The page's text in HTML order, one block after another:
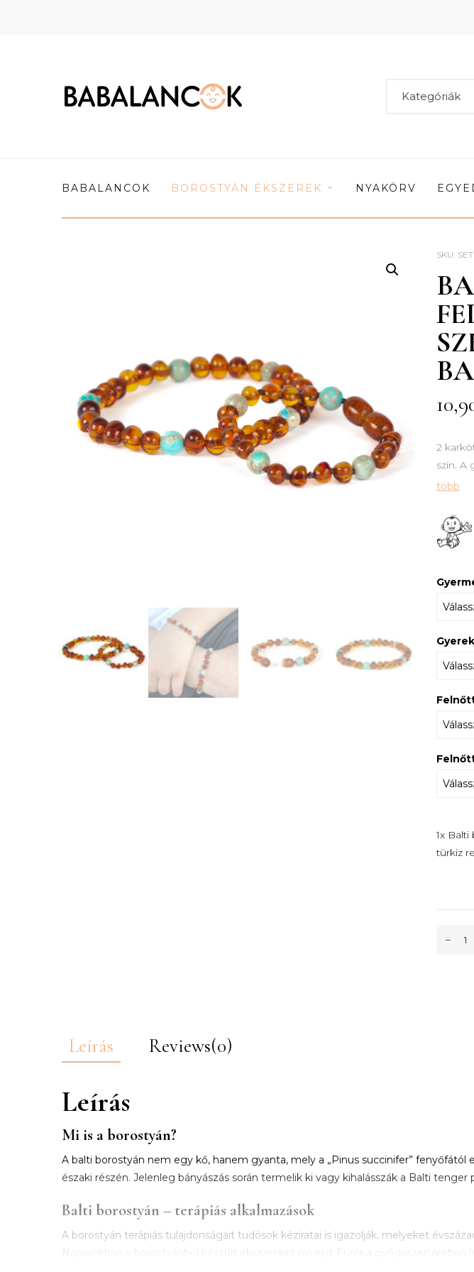
Kategóriák
BABALANCOK BOROSTYÁN ÉKSZEREK NYAKÖRV
SKU:
2
szín. A
több
1x
türkiz
Leírás Reviews(0)
Leírás
Mi is a borostyán?
A balti borostyán nem egy kő, hanem gyanta, mely a „Pinus succinifer”
északi részén. Jelenleg bányászás során termelik ki vagy kihalásszák a Balti tenger
Balti borostyán – terápiás alkalmazások
A borostyán terápiás tulajdonságait tudósok kéziratai is igazolják, melyeket
Napjainkban a borostyánból készült ékszereket nyugat Európa gyógyszertáraiban